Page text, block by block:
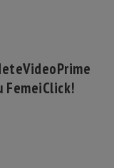
VideoPrime
FemeiClick!